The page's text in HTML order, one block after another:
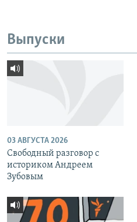
Выпуски
03 АВГУСТА 2026
Свободный разговор с
историком Андреем
Зубовым